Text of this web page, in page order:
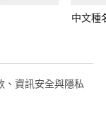
中文種
、資訊安全與隱私